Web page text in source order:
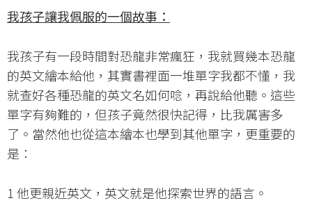
我孩子讓我佩服的一個故事：
我孩子有一段時間對恐龍非常瘋狂，我就買幾本恐龍
的英文繪本給他，其實書裡面一堆單字我都不懂，我
就查好各種恐龍的英文名如何唸，再說給他聽。這些
單字有夠難的，但孩子竟然很快記得，比我厲害多
了。當然他也從這本繪本也學到其他單字，更重要的
是：
1 他更親近英文，英文就是他探索世界的語言。